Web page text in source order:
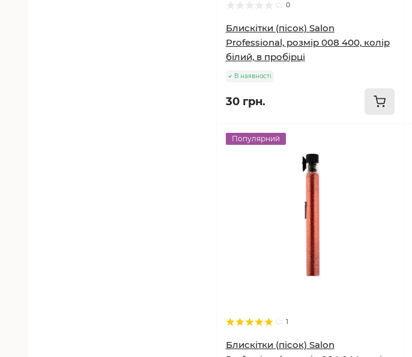
0
Блискітки (пісок) Salon
Professional, розмір 008 400, колір
білий, в пробірці
В наявності
30 грн.
Популярний
1
Блискітки (пісок) Salon